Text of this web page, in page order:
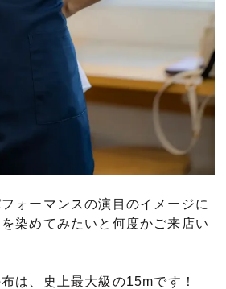
ォーマンスの演目のイメージに
染めてみたいと何度かご来店い
は、史上最大級の15mです！